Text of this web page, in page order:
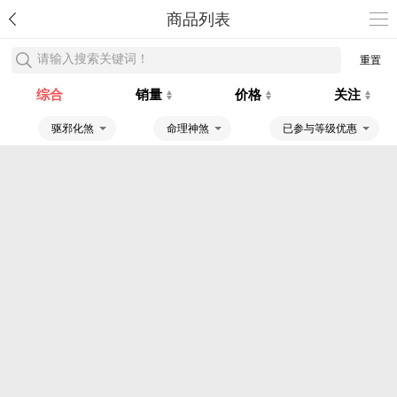
商品列表
请输入搜索关键词！ 重置
综合 销量 价格 关注
驱邪化煞 命理神煞 已参与等级优惠